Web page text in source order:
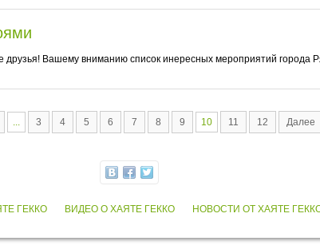
друзья! Вашему вниманию список инересных мероприятий
... 3 4 5 6 7 8 9 10 11 12 Далее
ГЕККО ВИДЕО О ХАЯТЕ ГЕККО НОВОСТИ ОТ ХАЯТЕ